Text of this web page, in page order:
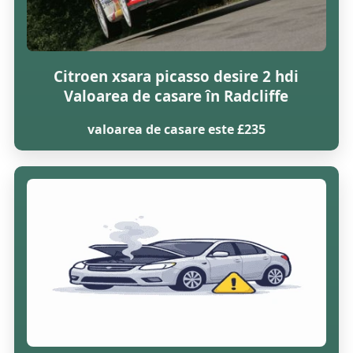
Citroen xsara picasso desire 2 hdi
Valoarea de casare în Radcliffe
valoarea de casare este £235